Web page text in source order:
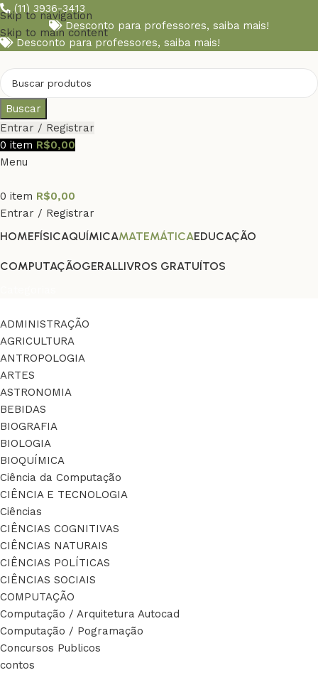
Skip to navigation
Skip to main content
(11) 3936-3413
Desconto para professores, saiba mais!
Desconto para professores, saiba mais!
Buscar
Entrar / Registrar
0 item R$0,00
Menu
0 item R$0,00
Entrar / Registrar
HOMEFÍSICAQUÍMICAMATEMÁTICAEDUCAÇÃO
COMPUTAÇÃOGERALLIVROS GRATUÍTOS
ADMINISTRAÇÃO
AGRICULTURA
ANTROPOLOGIA
ARTES
ASTRONOMIA
BEBIDAS
BIOGRAFIA
BIOLOGIA
BIOQUÍMICA
Ciência da Computação
CIÊNCIA E TECNOLOGIA
Ciências
CIÊNCIAS COGNITIVAS
CIÊNCIAS NATURAIS
CIÊNCIAS POLÍTICAS
CIÊNCIAS SOCIAIS
COMPUTAÇÃO
Computação / Arquitetura Autocad
Computação / Pogramação
Concursos Publicos
contos